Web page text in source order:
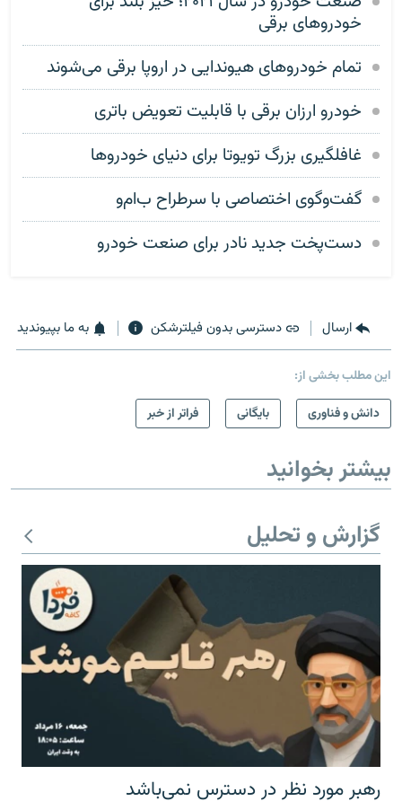
خودروهای برقی
تمام خودروهای هیوندایی در اروپا برقی می‌شوند
خودرو ارزان برقی با قابلیت تعویض باتری
غافلگیری بزرگ تویوتا برای دنیای خودروها
گفت‌وگوی اختصاصی با سرطراح ب‌ام‌و
دست‌پخت جدید نادر برای صنعت خودرو
ارسال دسترسی بدون فیلترشکن به ما بپیوندید
این مطلب بخشی از:
دانش و فناوری
بایگانی فراتر از خبر
بیشتر بخوانید
گزارش و تحلیل
رهبر مورد نظر در دسترس نمی‌باشد